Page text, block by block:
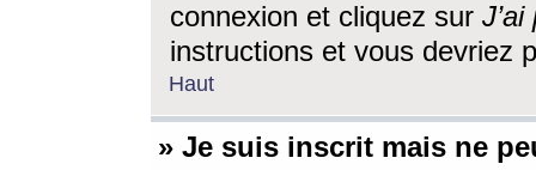
connexion et cliquez sur
instructions et vous devriez
Haut
» Je suis inscrit mais ne